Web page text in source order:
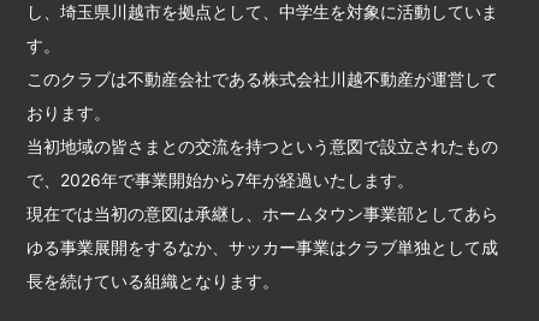
し、埼玉県川越市を拠点として、中学生を対象に活動していま
す。
このクラブは不動産会社である株式会社川越不動産が運営して
おります。
当初地域の皆さまとの交流を持つという意図で設立されたもの
で、2026年で事業開始から7年が経過いたします。
現在では当初の意図は承継し、ホームタウン事業部としてあら
ゆる事業展開をするなか、サッカー事業はクラブ単独として成
長を続けている組織となります。